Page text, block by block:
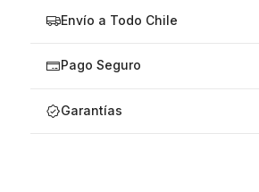
Envío a Todo Chile
Pago Seguro
Garantías